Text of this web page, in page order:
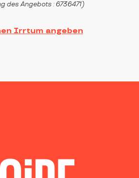
des Angebots : 6736471)
Irrtum angeben